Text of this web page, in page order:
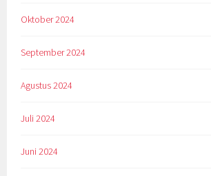
Oktober 2024
September 2024
Agustus 2024
Juli 2024
Juni 2024